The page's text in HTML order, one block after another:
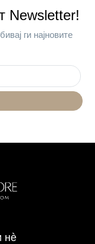
Newsletter!
ги најновите
нè